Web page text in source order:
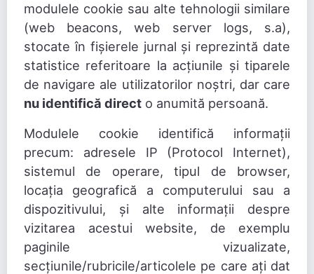
modulele cookie sau alte tehnologii similare
(web beacons, web server logs, s.a),
stocate în fișierele jurnal și reprezintă date
statistice referitoare la acțiunile și tiparele
de navigare ale utilizatorilor noștri, dar care
nu identifică direct o anumită persoană.
Modulele cookie identifică informații
precum: adresele IP (Protocol Internet),
sistemul de operare, tipul de browser,
locația geografică a computerului sau a
dispozitivului, și alte informații despre
vizitarea acestui website, de exemplu
paginile vizualizate,
secțiunile/rubricile/articolele pe care ați dat